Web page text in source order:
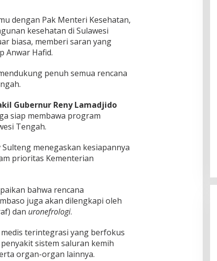
dengan Pak Menteri Kesehatan,
kesehatan di Sulawesi
biasa, memberi saran yang
Anwar Hafid.
penuh semua rencana
Gubernur Reny Lamadjido
siap membawa program
Tengah.
menegaskan kesiapannya
prioritas Kementerian
bahwa rencana
juga akan dilengkapi oleh
dan uronefrologi.
terintegrasi yang berfokus
sistem saluran kemih
organ-organ lainnya.